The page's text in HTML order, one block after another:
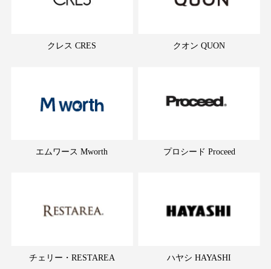
クレス CRES クオン QUON
エムワース Mworth プロシード Proceed
チェリー・RESTAREA ハヤシ HAYASHI